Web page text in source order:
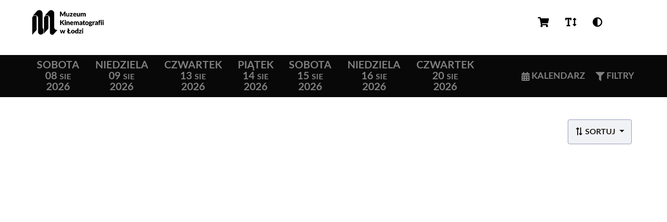
SOBOTA
08 SIE
2026
NIEDZIELA
09 SIE
2026
CZWARTEK
13 SIE
2026
PIĄTEK
14 SIE
2026
SOBOTA
15 SIE
2026
NIEDZIELA
16 SIE
2026
CZWARTEK
20 SIE
2026
KALENDARZ FILTRY
SORTUJ